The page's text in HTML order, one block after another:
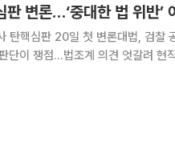
판 변론…‘중대한 법 위반’
탄핵심판 20일 첫 변론대법, 검찰
의견 엇갈려 현직 검사 중 최초로 탄핵심판대에 오
는지 따져 안 검사의 파면